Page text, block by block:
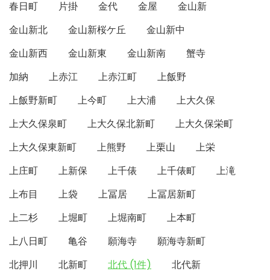
春日町 片掛 金代 金屋
金山新
金山新北
金山新桜ケ丘
金山新中
金山新西
金山新東 金山新南
蟹寺
加納
上赤江 上赤江町
上飯野
上飯野新町
上今町 上大浦
上大久保
上大久保泉町
上大久保北新町
上大久保栄町
上大久保東新町
上熊野 上栗山
上栄
上庄町
上新保 上千俵 上千俵町
上滝
上布目
上袋 上冨居
上冨居新町
上二杉
上堀町 上堀南町
上本町
上八日町
亀谷 願海寺
願海寺新町
北押川
北新町 北代 (1件)
北代新